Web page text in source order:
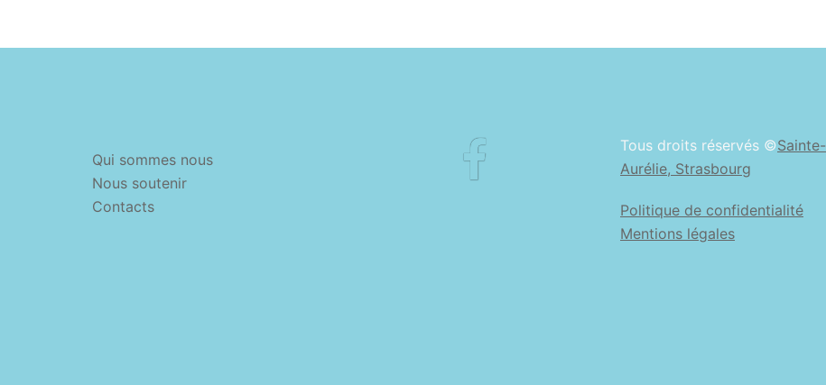
Qui sommes nous
Nous soutenir
Contacts
Tous droits réservés ©Sainte-
Aurélie, Strasbourg
Politique de confidentialité
Mentions légales